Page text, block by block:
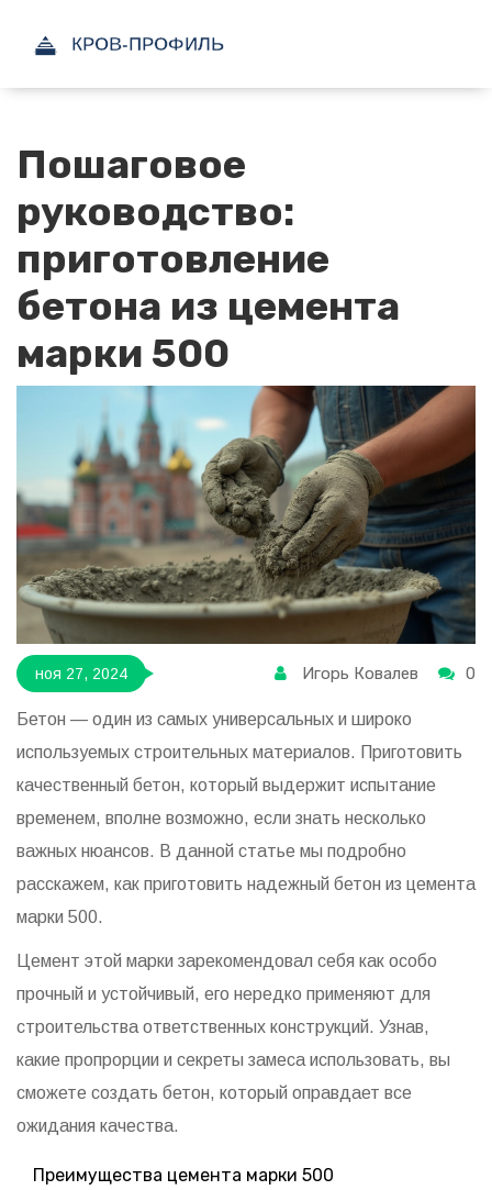
Пошаговое
руководство:
приготовление
бетона из цемента
марки 500
ноя 27, 2024 Игорь Ковалев 0
Бетон — один из самых универсальных и широко
используемых строительных материалов. Приготовить
качественный бетон, который выдержит испытание
временем, вполне возможно, если знать несколько
важных нюансов. В данной статье мы подробно
расскажем, как приготовить надежный бетон из цемента
марки 500.
Цемент этой марки зарекомендовал себя как особо
прочный и устойчивый, его нередко применяют для
строительства ответственных конструкций. Узнав,
какие пропрорции и секреты замеса использовать, вы
сможете создать бетон, который оправдает все
ожидания качества.
Преимущества цемента марки 500